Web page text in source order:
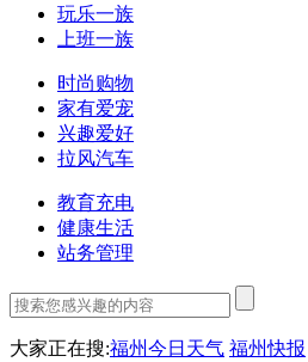
玩乐一族
上班一族
时尚购物
家有爱宠
兴趣爱好
拉风汽车
教育充电
健康生活
站务管理
大家正在搜:福州今日天气 福州快报